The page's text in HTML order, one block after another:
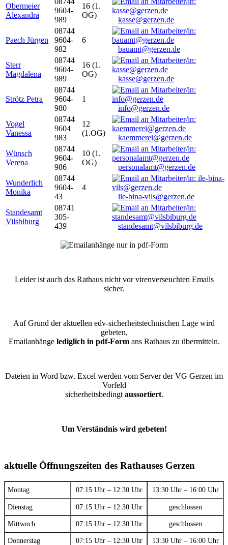
Obermeier
Alexandra
9604-
989
16 (1.
OG)
kasse@gerzen.de
Paech Jürgen
08744
9604-
982
6
bauamt@gerzen.de
Sterr
Magdalena
08744
9604-
989
16 (1.
OG)
kasse@gerzen.de
Strötz Petra
08744
9604-
980
1
info@gerzen.de
Vogel
Vanessa
08744
9604
983
12
(1.OG)
kaemmerei@gerzen.de
Wünsch
Verena
08744
9604-
986
10 (1.
OG)
personalamt@gerzen.de
Wunderlich
Monika
08744
9604-
43
4
ile-bina-vils@gerzen.de
Standesamt
Vilsbiburg
08741
305-
439
standesamt@vilsbiburg.de
Leider ist auch das Rathaus nicht vor virenverseuchten Emails
sicher.
Auf Grund der aktuellen edv-sicherheitstechnischen Lage wird
gebeten,
Emailanhänge lediglich in pdf-Formans Rathaus zu übermitteln.
Dateien in Word bzw. Excel werden vom Server der VG Gerzen im
Vorfeld
sicherheitsbedingt aussortiert.
Um Verständnis wird gebeten!
aktuelle Öffnungszeiten des Rathauses Gerzen
Montag 07:15 Uhr – 12:30 Uhr 13:30 Uhr – 16:00 Uhr
Dienstag 07:15 Uhr – 12:30 Uhr geschlossen
Mittwoch 07:15 Uhr – 12:30 Uhr geschlossen
Donnerstag 07:15 Uhr – 12:30 Uhr 13:30 Uhr – 16:00 Uhr